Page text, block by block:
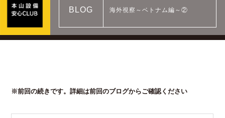
BLOG 海外視察～ベトナム編～②
※前回の続きです。詳細は前回のブログからご確認ください